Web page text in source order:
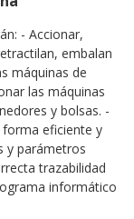
- Accionar,
embalan
máquinas de
las máquinas
y bolsas. -
forma eficiente y
y parámetros
trazabilidad
informático